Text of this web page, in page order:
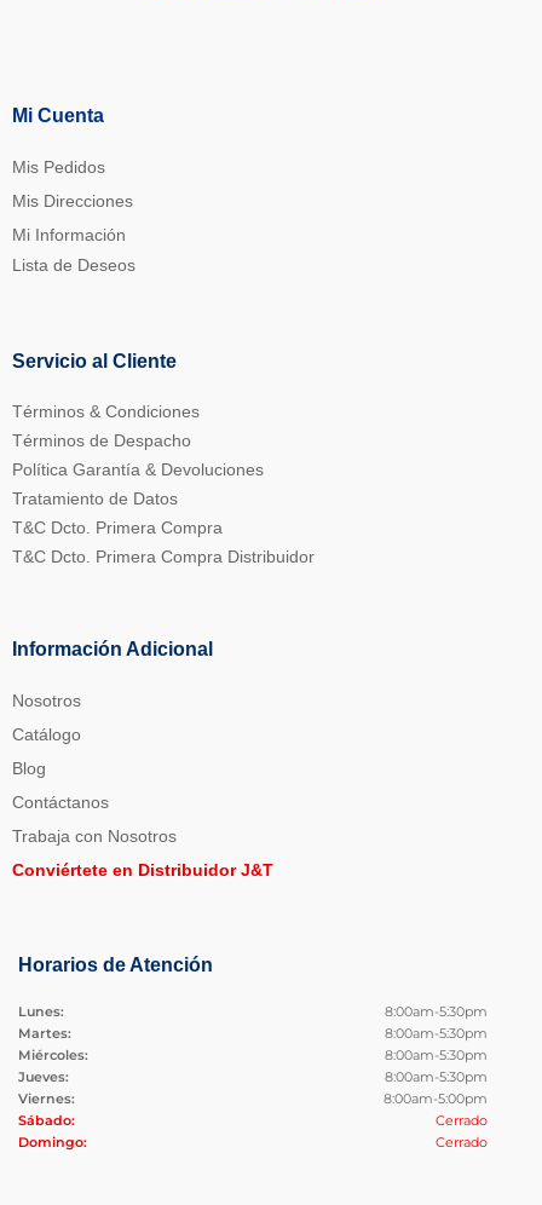
Mi Cuenta
Mis Pedidos
Mis Direcciones
Mi Información
Lista de Deseos
Servicio al Cliente
Términos & Condiciones
Términos de Despacho
Política Garantía & Devoluciones
Tratamiento de Datos
T&C Dcto. Primera Compra
T&C Dcto. Primera Compra Distribuidor
Información Adicional
Nosotros
Catálogo
Blog
Contáctanos
Trabaja con Nosotros
Conviértete en Distribuidor J&T
Horarios de Atención
Lunes:
8:00am-5:30pm
Martes:
8:00am-5:30pm
Miércoles:
8:00am-5:30pm
Jueves:
8:00am-5:30pm
Viernes:
8:00am-5:00pm
Sábado:
Cerrado
Domingo:
Cerrado